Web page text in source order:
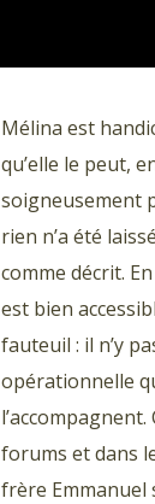
Mélina est
qu’elle le peut,
soigneusement
rien n’a été
comme décrit.
est bien
fauteuil : il n’y
opérationnelle
forums et dans
frère Emmanuel